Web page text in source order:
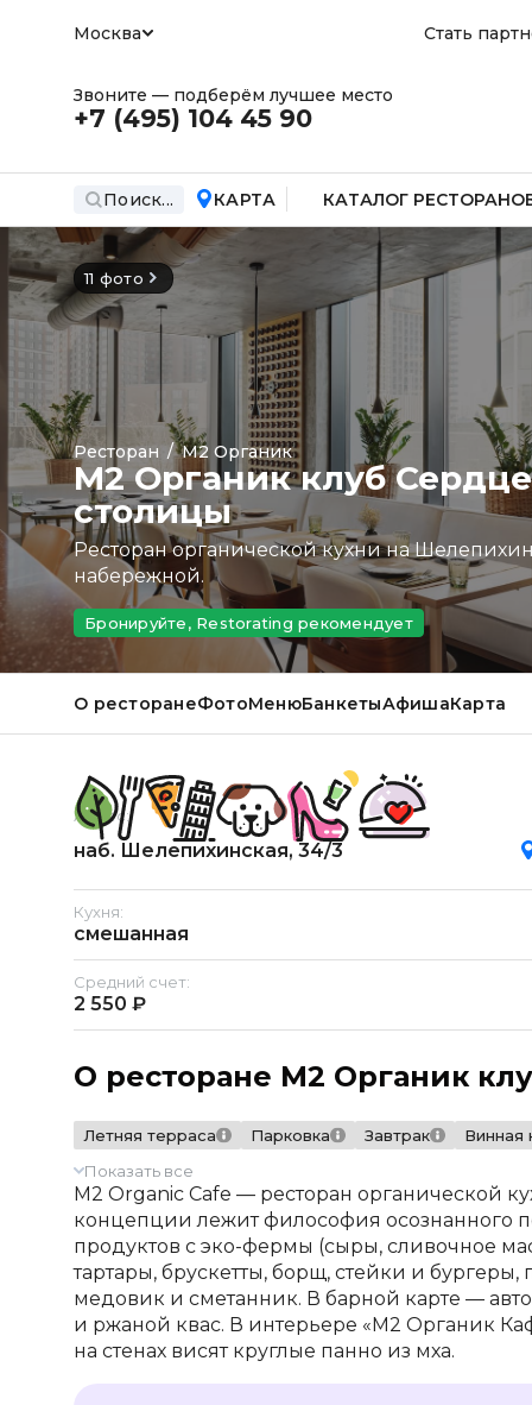
Москва Стать
Звоните — подберём лучшее место
+7 (495) 104 45 90
Поиск... КАРТА КАТАЛОГ
11 фото
Ресторан / M2 Органик
M2 Органик клуб Сердце
столицы
Ресторан органической кухни на
набережной.
Бронируйте, Restorating рекомендует
О ресторанеФотоМенюБанкетыАфишаКарта
Адрес:
наб. Шелепихинская, 34/3
Кухня:
смешанная
Средний счет:
2 550 ₽
О ресторане M2 Органик
Летняя терраса Парковка Завтрак Винная
Показать все
M2 Organic Cafe — ресторан органической
концепции лежит философия осознанного
продуктов с эко-фермы (сыры, сливочное
тартары, брускетты, борщ, стейки и
медовик и сметанник. В барной карте —
и ржаной квас. В интерьере «М2 Органик
на стенах висят круглые панно из мха.